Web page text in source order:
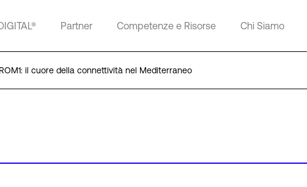
Partner Competenze e Risorse Chi Siamo
il cuore della connettività nel Mediterraneo